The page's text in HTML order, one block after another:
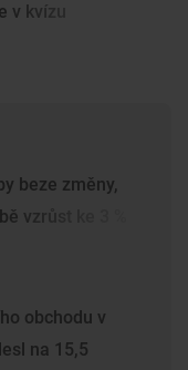
kvízu
beze změny,
vzrůst ke 3 %
obchodu v
na 15,5